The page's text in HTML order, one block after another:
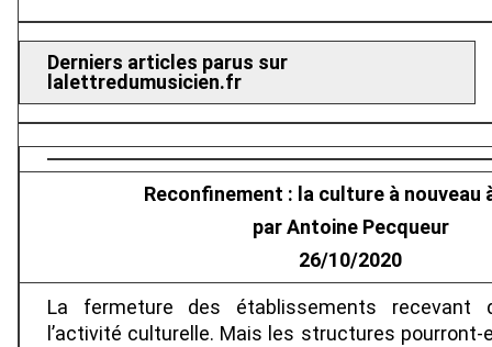
Derniers articles parus sur
lalettredumusicien.fr
Reconfinement : la culture à nouveau
par Antoine Pecqueur
26/10/2020
La fermeture des établissements recevant
l’activité culturelle. Mais les structures